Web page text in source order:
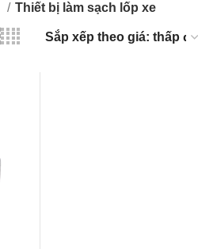
Thiết bị làm sạch lốp xe